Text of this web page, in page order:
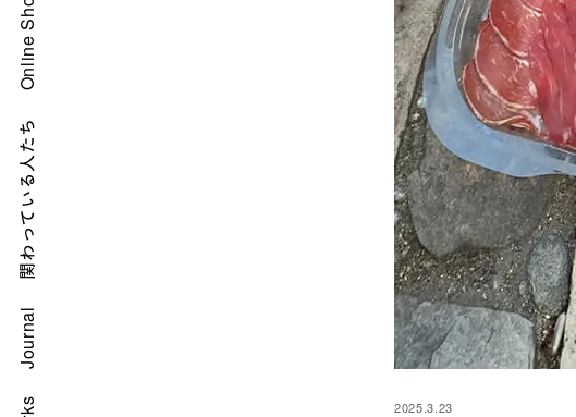
Journal
関わっている人たち
Online Shop
2025.3.23